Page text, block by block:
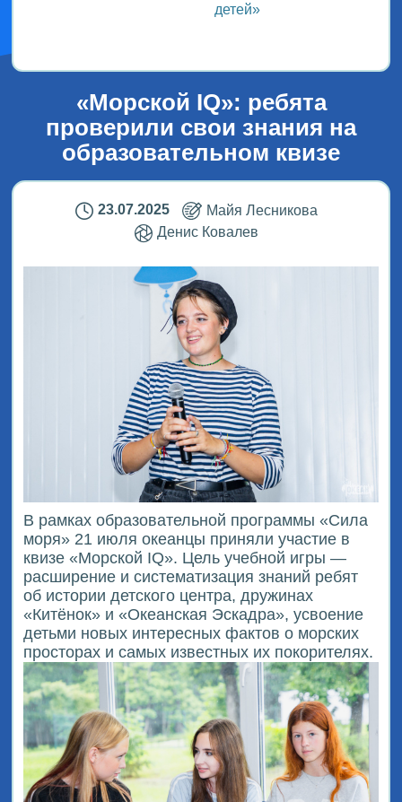
детей»
«Морской IQ»: ребята
проверили свои знания на
образовательном квизе
23.07.2025
Майя Лесникова
Денис Ковалев
В рамках образовательной программы «Сила
моря» 21 июля океанцы приняли участие в
квизе «Морской IQ». Цель учебной игры —
расширение и систематизация знаний ребят
об истории детского центра, дружинах
«Китёнок» и «Океанская Эскадра», усвоение
детьми новых интересных фактов о морских
просторах и самых известных их покорителях.